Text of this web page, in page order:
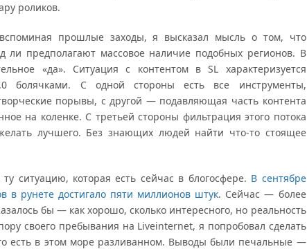
роликов.
прошлые заходы, я высказал мысль о том, что
ли предполагают массовое наличие подобных регионов. В
«да». Ситуация с контентом в SL характеризуется
болячками. С одной стороны есть все инструменты,
порывы, с другой — подавляющая часть контента
на коленке. С третьей стороны фильтрация этого потока
лучшего. Без знающих людей найти что-то стоящее
ситуацию, которая есть сейчас в блогосфере. В сентябре
в рунете достигало пяти миллионов штук. Сейчас — более
бы — как хорошо, сколько интересного, но реальность
своего пребывания на Liveinternet, я попробовал сделать
есть в этом море разливанном. Выводы были печальные —